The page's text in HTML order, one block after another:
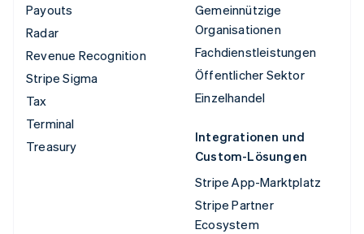
Payouts
Radar
Revenue Recognition
Stripe Sigma
Tax
Terminal
Treasury
Gemeinnützige
Organisationen
Fachdienstleistungen
Öffentlicher Sektor
Einzelhandel
Integrationen und
Custom-Lösungen
Stripe App-Marktplatz
Stripe Partner
Ecosystem